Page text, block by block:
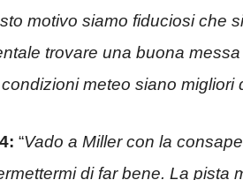
motivo siamo fiduciosi che
trovare una buona
meteo siano migliori
“Vado a Miller con la
di far bene. La pista